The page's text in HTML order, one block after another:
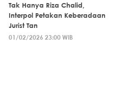
Tak Hanya Riza Chalid,
Interpol Petakan Keberadaan
Jurist Tan
01/02/2026 23:00 WIB